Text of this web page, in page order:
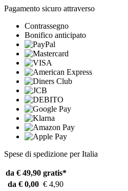
Pagamento sicuro attraverso
Contrassegno
Bonifico anticipato
Spese di spedizione per Italia
da € 49,90 gratis*
da € 0,00 € 4,90